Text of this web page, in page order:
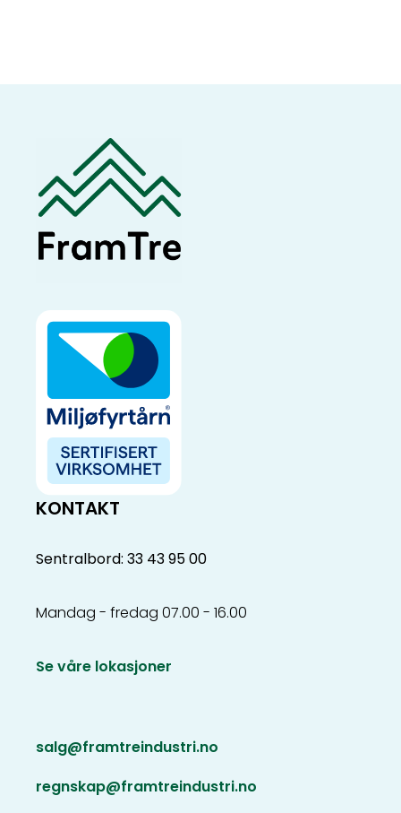
KONTAKT
Sentralbord: 33 43 95 00
Mandag - fredag 07.00 - 16.00
Se våre lokasjoner
salg@framtreindustri.no
regnskap@framtreindustri.no